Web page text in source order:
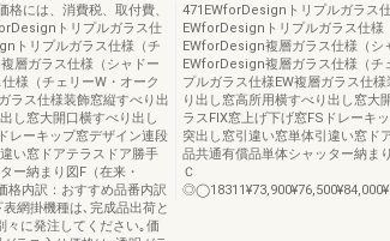
には、消費税、取付費、
トリプルガラス仕
トリプルガラス仕様（チ
層ガラス仕様（シャドー
様（チェリーW・オーク
ラス仕様装飾窓縦すべり出
し窓大開口横すべり出し
レーキップ窓デザイン連段
い窓ドアテラスドア勝手
ー納まり図F（在来・
内訳：おすすめ品番内訳
網掛機種は､完成品出荷と
々に発注してください｡価
471EWforDesignトリプルガラス
EWforDesignトリプルガラス仕様
EWforDesign複層ガラス仕様（シ
EWforDesign複層ガラス仕様（チ
プルガラス仕様EW複層ガラス仕
り出し窓高所用横すべり出し窓大
ラスFIX窓上げ下げ窓FSドレーキ
突出し窓引違い窓単体引違い窓ド
品共通有償品単体シャッター納ま
Ｃ